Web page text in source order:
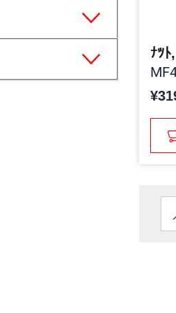
ﾅﾂﾄ